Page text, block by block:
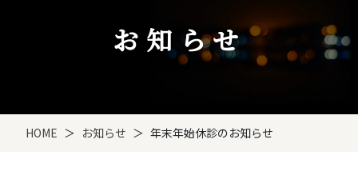
お知らせ
HOME お知らせ 年末年始休診のお知らせ